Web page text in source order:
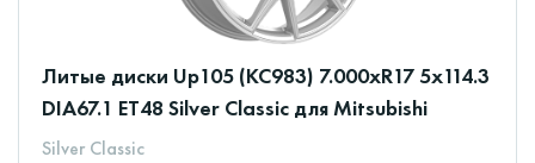
Литые диски Up105 (КС983) 7.000xR17 5x114.3
DIA67.1 ET48 Silver Classic для Mitsubishi
Silver Classic